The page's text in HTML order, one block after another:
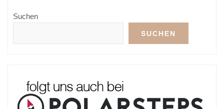
Suchen
SUCHEN